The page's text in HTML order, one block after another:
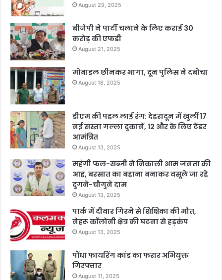
August 29, 2025
बीजेपी ने पार्टी चलाने के लिए कराई 30
करोड़ की एफडी
August 21, 2025
मोबाइल छीनकर भागा, दून पुलिस ने दबोचा
August 18, 2025
डीएम की पहल लाई रंग: देहरादून में खुलीं 17
नई सस्ता गल्ला दुकानें, 12 और के लिए टेंडर
आमंत्रित
August 13, 2025
महंगी फल-सब्जी ने निकाली आम जनता की
आह, बरसात का बहाना बनाकर वसूले जा रहे
दुगने-चौगुने दाम
August 13, 2025
पार्क में दीवार गिरने से शिक्षिका की मौत,
नेहरू कॉलोनी क्षेत्र की घटना से हड़कंप
August 13, 2025
पौंधा फायरिंग कांड का फरार अभियुक्त
गिरफ्तार
August 11, 2025